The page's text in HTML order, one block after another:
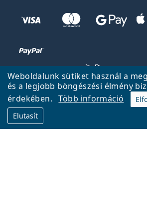
Weboldalunk sütiket használ a
és a legjobb böngészési élmény
érdekében.
Több információ
Elutasít
Fel
A Lentiamo.hu tulajdonosa és